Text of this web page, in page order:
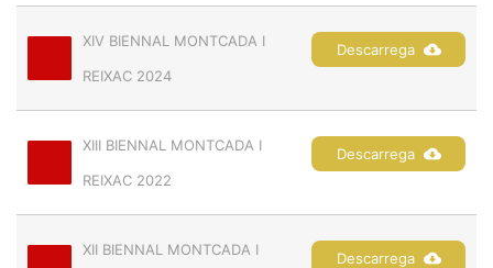
XIV BIENNAL MONTCADA I
REIXAC 2024
Descarrega
XIII BIENNAL MONTCADA I
REIXAC 2022
Descarrega
XII BIENNAL MONTCADA I
Descarrega